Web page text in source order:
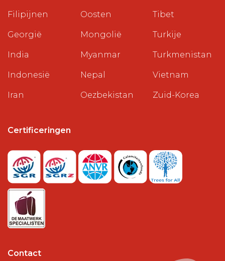
Filipijnen
Georgië
India
Indonesië
Iran
Oosten
Mongolië
Myanmar
Nepal
Oezbekistan
Tibet
Turkije
Turkmenistan
Vietnam
Zuid-Korea
Certificeringen
Contact